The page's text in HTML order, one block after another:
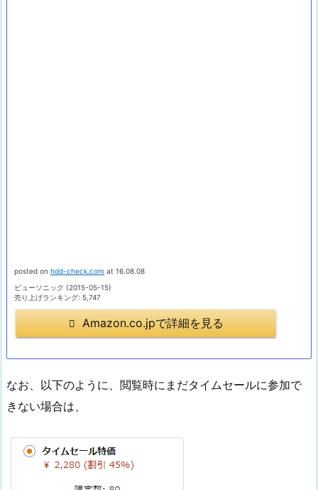
posted on hdd-check.com at 16.08.08
ビューソニック (2015-05-15)
売り上げランキング: 5,747
Amazon.co.jpで詳細を見る
なお、以下のように、閲覧時にまだタイムセールに参加で
きない場合は、